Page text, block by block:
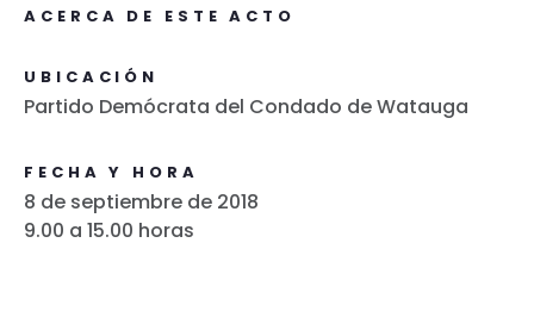
ACERCA DE ESTE ACTO
UBICACIÓN
Partido Demócrata del Condado de Watauga
FECHA Y HORA
8 de septiembre de 2018
9.00 a 15.00 horas